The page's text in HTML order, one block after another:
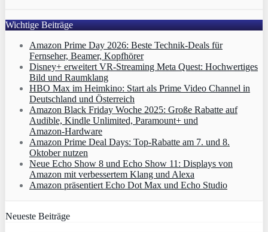
Wichtige Beiträge
Amazon Prime Day 2026: Beste Technik-Deals für
Fernseher, Beamer, Kopfhörer
Disney+ erweitert VR‑Streaming Meta Quest: Hochwertiges
Bild und Raumklang
HBO Max im Heimkino: Start als Prime Video Channel in
Deutschland und Österreich
Amazon Black Friday Woche 2025: Große Rabatte auf
Audible, Kindle Unlimited, Paramount+ und
Amazon‑Hardware
Amazon Prime Deal Days: Top-Rabatte am 7. und 8.
Oktober nutzen
Neue Echo Show 8 und Echo Show 11: Displays von
Amazon mit verbessertem Klang und Alexa
Amazon präsentiert Echo Dot Max und Echo Studio
Neueste Beiträge